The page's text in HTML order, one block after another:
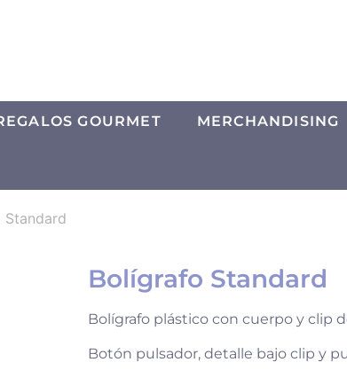
GOURMET MERCHANDISING
Bolígrafo Standard
Bolígrafo plástico con cuerpo y clip
Botón pulsador, detalle bajo clip y